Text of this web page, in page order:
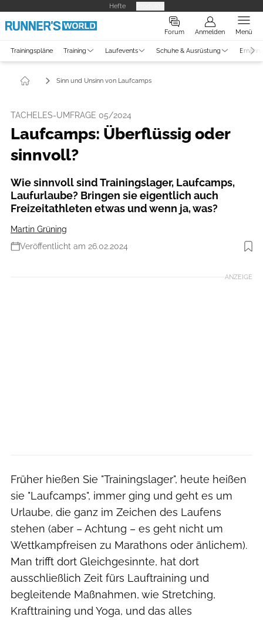
Hefte
Forum Anmelden Menü
Trainingspläne Training Laufevents Schuhe & Ausrüstung
Sinn und Unsinn von Laufcamps
TACHELES-UMFRAGE 05/2024
Laufcamps: Überflüssig oder
sinnvoll?
Wie sinnvoll sind Trainingslager, Laufcamps,
Laufurlaube? Bringen sie eigentlich auch
Freizeitathleten etwas und wenn ja, was?
Martin Grüning
Veröffentlicht am 26.02.2024
ANZEIGE
Früher hießen Sie "Trainingslager", heute heißen
sie "Laufcamps", immer ging und geht es um
Urlaube, die ganz im Zeichen des Laufens
stehen (aber – Achtung – es geht nicht um
Wettkampfreisen zu Marathons oder änlichem).
Man trifft dort Gleichgesinnte, hat dort
ausschließlich Zeit fürs Lauftraining und
begleitende Maßnahmen, wie Stretching,
Krafttraining und Yoga, und das alles